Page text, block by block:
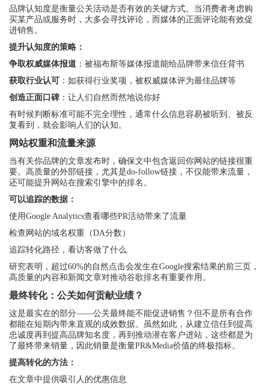
品牌认知度是衡量公关活动是否有效的关键方式。当消费者考虑购
买某产品或服务时，大多会寻找评论，而媒体的正面评论能有效促
进销售。
提升认知度的策略：
争取权威媒体报道 ：被福布斯等媒体报道能给品牌带来信任背书
获取行业认可 ：如获得行业奖项，被权威媒体评为最佳品牌等
创造正面口碑 ：让人们自然而然地说你好
有时候判断标准可能不完全理性，通常什么信息容易被听到、被反
复看到，就会影响人们的认知。
网站权重和流量来源
当有关你品牌的文章发布时，确保文中包含返回你网站的链接很重
要。高质量的外部链接，尤其是do-follow链接，不仅能带来流量，
还可能提升网站在搜索引擎中的排名。
可以追踪的数据：
使用Google Analytics查看哪些PR活动带来了流量
检查网站的域名权重（DA分数）
追踪转化路径，看访客做了什么
研究表明，超过60%的自然点击会发生在Google搜索结果的前三页，
高质量的内容和新闻文章对推动谷歌排名有重要作用。
最终转化：公关如何贡献业绩？
这是最实在的部分——公关最终能不能促进销售？但不是所有合作
都能在短期内带来直观的成效数据。虽然如此，从建立信任到提高
忠诚度再到提高品牌知名度，再到推动潜在客户进站，这些都是为
了最终带来销量，因此销量是衡量PR&Media价值的终极指标。
提高转化的方法：
在文章中提供吸引人的优惠信息